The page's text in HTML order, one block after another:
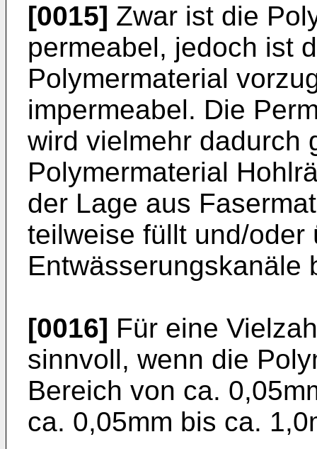
[0015] Zwar ist die
permeabel, jedoch ist
Polymermaterial
impermeabel. Die
wird vielmehr dadurch
Polymermaterial
der Lage aus
teilweise füllt und/oder
Entwässerungskanäle
[0016] Für eine
sinnvoll, wenn die
Bereich von ca.
ca. 0,05mm bis ca.